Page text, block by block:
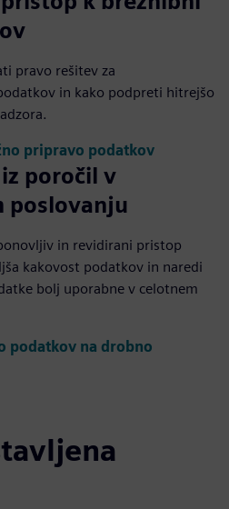
pravo rešitev za
in kako podpreti hitrejšo
pripravo podatkov
poročil v
poslovanju
in revidirani pristop
kakovost podatkov in naredi
bolj uporabne v celotnem
podatkov na drobno